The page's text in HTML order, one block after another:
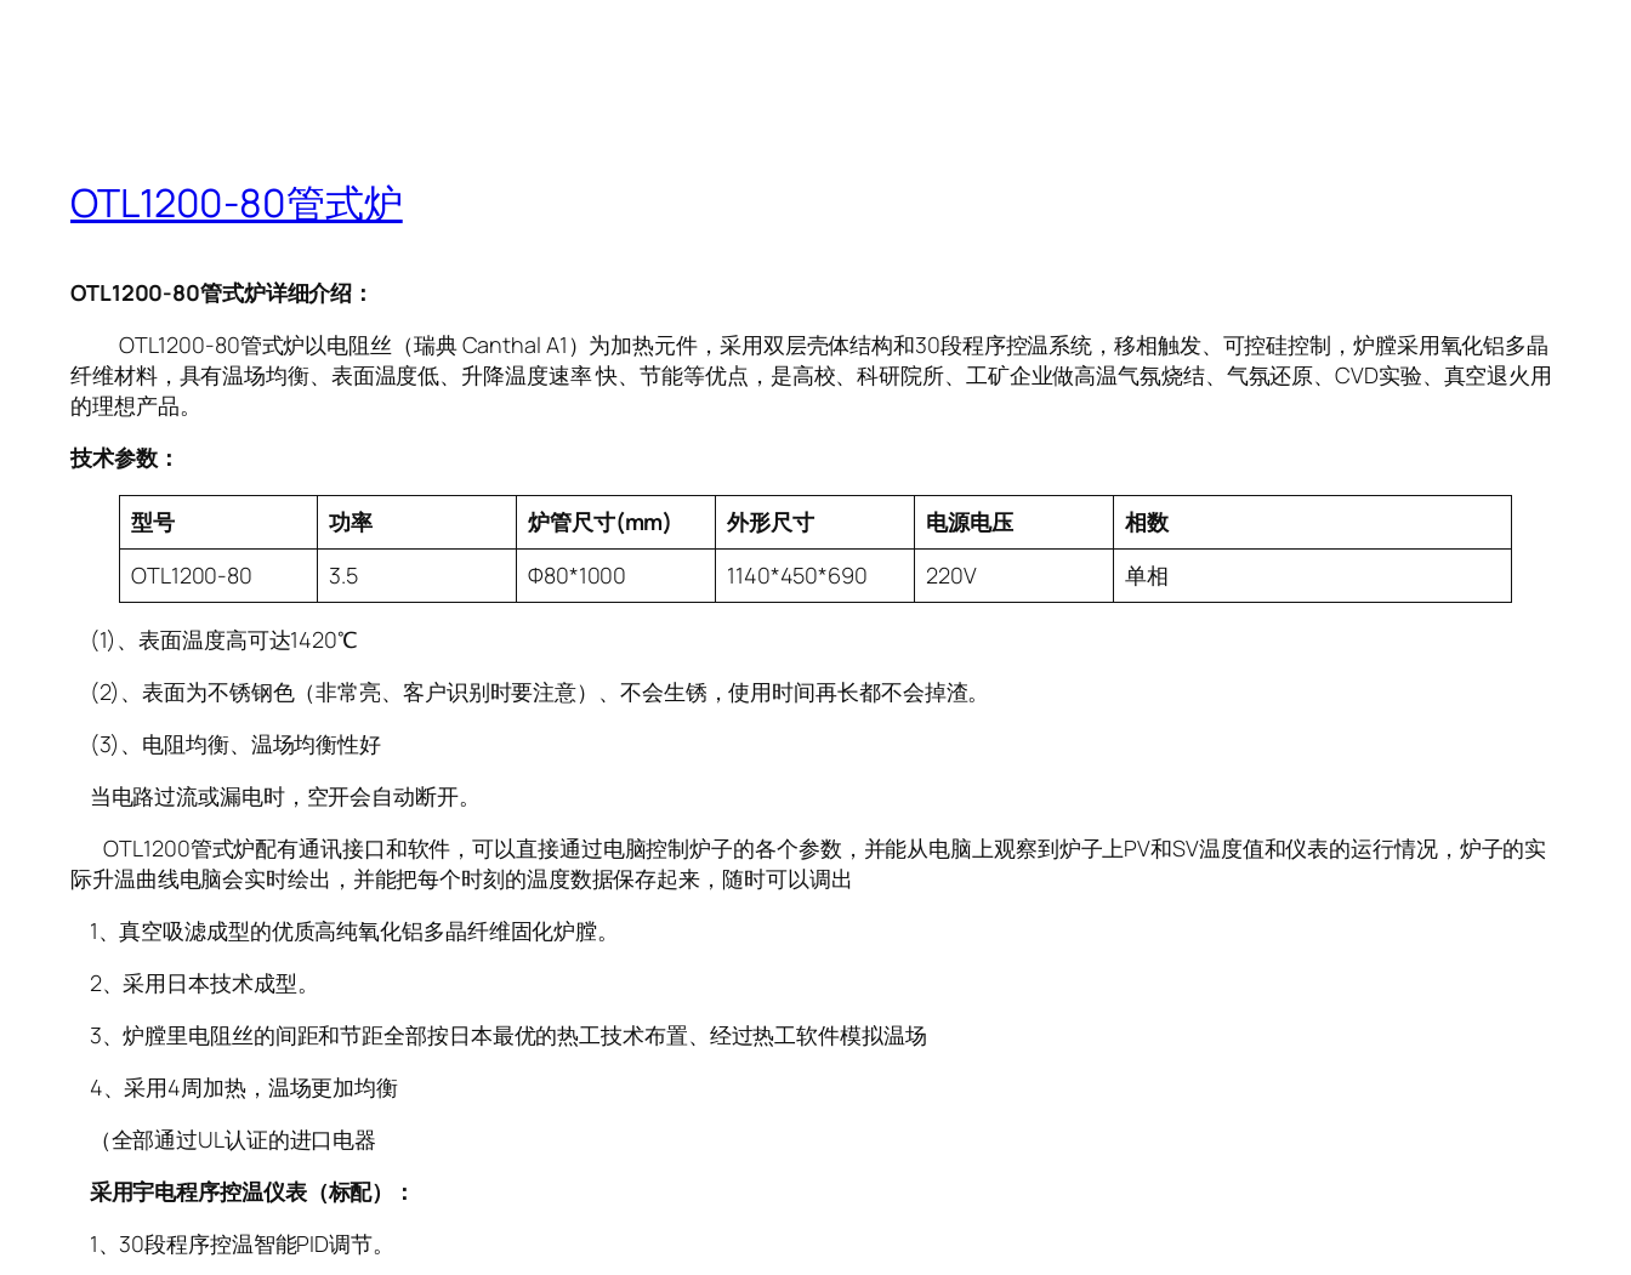
OTL1200-80管式炉
OTL1200-80管式炉详细介绍：
OTL1200-80管式炉以电阻丝（瑞典 Canthal A1）为加热元件，采用双层壳体结构和30段程序控温系统，移相触发、可控硅控制，炉膛采用氧化铝多晶
纤维材料，具有温场均衡、表面温度低、升降温度速率 快、节能等优点，是高校、科研院所、工矿企业做高温气氛烧结、气氛还原、CVD实验、真空退火用
的理想产品。
技术参数：
型号 功率 炉管尺寸(mm) 外形尺寸 电源电压
相数
OTL1200-80
3.5 Φ80*1000 1140*450*690 220V 单相
(1)、表面温度高可达1420℃
(2)、表面为不锈钢色（非常亮、客户识别时要注意）、不会生锈，使用时间再长都不会掉渣。
(3)、电阻均衡、温场均衡性好
当电路过流或漏电时，空开会自动断开。
OTL1200管式炉配有通讯接口和软件，可以直接通过电脑控制炉子的各个参数，并能从电脑上观察到炉子上PV和SV温度值和仪表的运行情况，炉子的实
际升温曲线电脑会实时绘出，并能把每个时刻的温度数据保存起来，随时可以调出
1、真空吸滤成型的优质高纯氧化铝多晶纤维固化炉膛。
2、采用日本技术成型。
3、炉膛里电阻丝的间距和节距全部按日本最优的热工技术布置、经过热工软件模拟温场
4、采用4周加热，温场更加均衡
（全部通过UL认证的进口电器
采用宇电程序控温仪表（标配）：
1、30段程序控温智能PID调节。